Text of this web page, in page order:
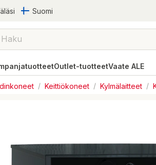
Suomi
Outlet-tuotteetVaate ALE
/ Keittiökoneet / Kylmälaitteet /